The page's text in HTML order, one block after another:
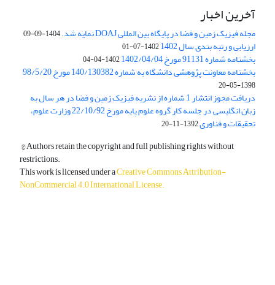
آخرین اخبار
مجله فیزیک زمین و فضا در پایگاه بین المللی DOAJ نمایه شد. 1404-09-09
ارزیابی و رتبه بندی سال 1402 1402-07-01
بخشنامه شماره 91131 مورخ 1402/04/04 1402-04-04
بخشنامه معاونت پژوهشی دانشگاه به شماره 140/130382 مورخ 98/5/20
1398-05-20
دریافت مجوز انتشار 1 شماره از نشریه فیزیک زمین و فضا در هر سال به
زبان انگلیسی در جلسه کار گروه علوم پایه مورخ 22/10/92 وزارت علوم،
تحقیقات و فناوری1392-11-20
© Authors retain the copyright and full publishing rights without
restrictions.
This work is licensed under aCreative Commons Attribution-
NonCommercial 4.0 International License.